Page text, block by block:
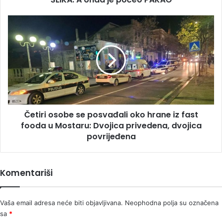
BOGATOG
ŠEIKA:
je
počeo
PAKAO
osobe
se
posvađali
hrane
fast
fooda
Mostaru:
dvojica
Četiri osobe se posvađali oko hrane iz fast
fooda u Mostaru: Dvojica privedena, dvojica
povrijeđena
Komentariši
Vaša email adresa neće biti objavljivana. Neophodna polja su označena
sa *